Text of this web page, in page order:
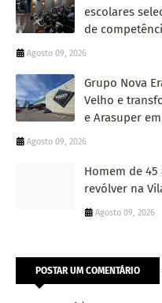
escolares
de
Agosto 09, 2026
Grupo Nova
Velho e
e Arasuper
Agosto 09, 2026
Homem de
revólver na
Agosto 09, 2026
POSTAR UM COMENTÁRIO